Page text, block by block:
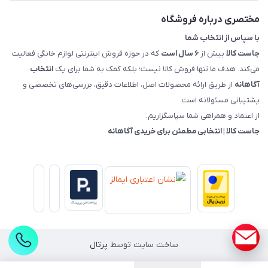
مختصری درباره فروشگاه
با سپاس از انتخاب شما
جاست کالا بیش از ۶ سال است
که در حوزه فروش اینترنتی لوازم خانگی فعالیت
می‌کند. هدف ما تنها فروش کالا نیست؛ بلکه کمک به شما برای یک انتخاب
آگاهانه از طریق ارائه محصولات اصل، اطلاعات دقیق، بررسی‌های تخصصی و
پشتیبانی مسئولانه است.
از اعتماد و همراهی شما سپاسگزاریم.
جاست کالا | انتخابی مطمئن برای خریدی آگاهانه
ساخت سایت توسط پرتال